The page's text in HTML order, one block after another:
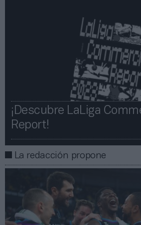
¡Descubre LaLiga
Report!​​
La redacción propone